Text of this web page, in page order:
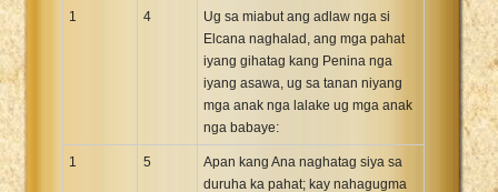
1 4
Ug sa miabut ang adlaw nga si
Elcana naghalad, ang mga pahat
iyang gihatag kang Penina nga
iyang asawa, ug sa tanan niyang
mga anak nga lalake ug mga anak
nga babaye:
1 5
Apan kang Ana naghatag siya sa
duruha ka pahat; kay nahagugma